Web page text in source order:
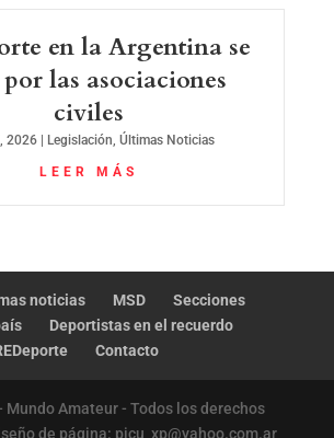
en la Argentina se
las asociaciones
civiles
2026| Legislación, Últimas Noticias
LEER MÁS
noticias MSD
Secciones
Deportistas en el recuerdo
Contacto
Mundo Amateur - Todos los derechos
de página: picu_xp@yahoo.com.ar